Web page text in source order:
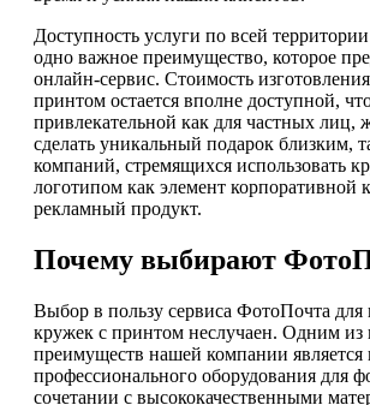
Доступность услуги по всей
одно важное преимущество, которое
онлайн-сервис. Стоимость
принтом остается вполне доступной,
привлекательной как для частных
сделать уникальный подарок близким,
компаний, стремящихся использовать
логотипом как элемент корпоративной
рекламный продукт.
Почему выбирают
Выбор в пользу сервиса ФотоПочта для
кружек с принтом неслучаен. Одним
преимуществ нашей компании является
профессионального оборудования для
сочетании с высококачественными